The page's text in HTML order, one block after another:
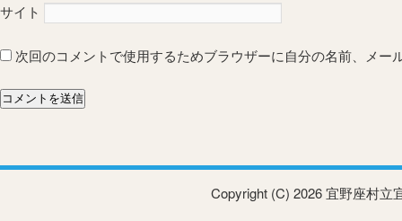
サイト
次回のコメントで使用するためブラウザーに自分の名前、メー
Copyright (C) 2026 宜野座村立